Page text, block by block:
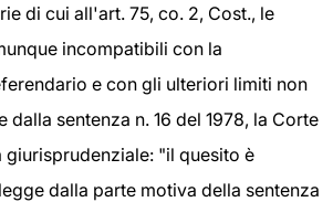
di cui all'art. 75, co. 2, Cost., le
incompatibili con la
e con gli ulteriori limiti non
dalla sentenza n. 16 del 1978, la Corte
giurisprudenziale: "il quesito è
dalla parte motiva della sentenza